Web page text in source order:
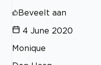
Beveelt aan
4 June 2020
Monique